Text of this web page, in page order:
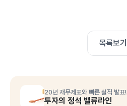
목록보기
20년 재무제표와 빠른 실적 발표!
투자의 정석 밸류라인